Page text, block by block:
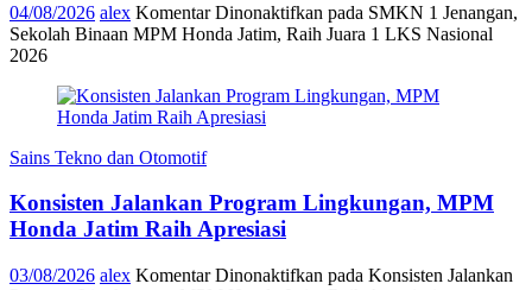
04/08/2026 alex Komentar Dinonaktifkan pada SMKN 1 Jenangan,
Sekolah Binaan MPM Honda Jatim, Raih Juara 1 LKS Nasional
2026
Sains Tekno dan Otomotif
Konsisten Jalankan Program Lingkungan, MPM
Honda Jatim Raih Apresiasi
03/08/2026 alex Komentar Dinonaktifkan pada Konsisten Jalankan